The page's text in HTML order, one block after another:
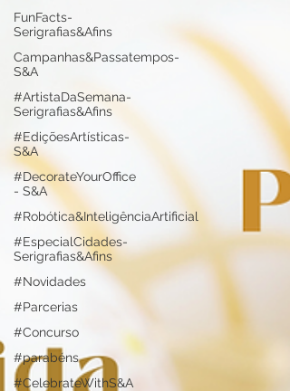
FunFacts-
Serigrafias&Afins
Campanhas&Passatempos-
S&A
#ArtistaDaSemana-
Serigrafias&Afins
#EdiçõesArtísticas-
S&A
#DecorateYourOffice
- S&A
#Robótica&InteligênciaArtificial
#EspecialCidades-
Serigrafias&Afins
#Novidades
#Parcerias
#Concurso
#parabéns
#CelebrateWithS&A